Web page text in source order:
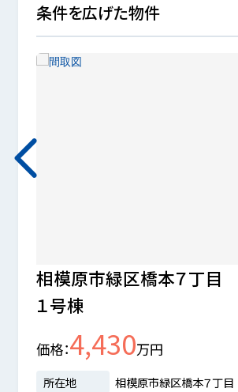
条件を広げた物件
相模原市緑区橋本７丁
１号棟
価格 4,430万円
所在地
相模原市緑区橋本７丁目